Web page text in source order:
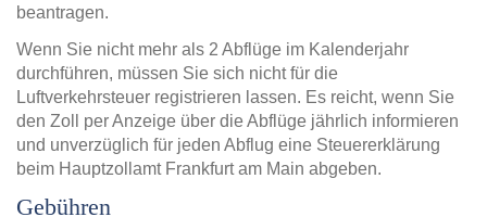
beantragen.
Wenn Sie nicht mehr als 2 Abflüge im Kalenderjahr
durchführen, müssen Sie sich nicht für die
Luftverkehrsteuer registrieren lassen. Es reicht, wenn Sie
den Zoll per Anzeige über die Abflüge jährlich informieren
und unverzüglich für jeden Abflug eine Steuererklärung
beim Hauptzollamt Frankfurt am Main abgeben.
Gebühren